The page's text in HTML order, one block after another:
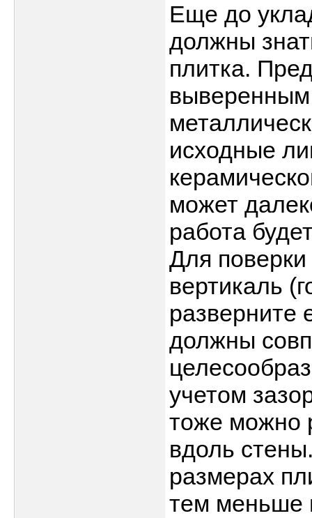
Еще до
должны
плитка.
исходные
может
работа
Для поверки
вертикаль
разверните
должны
учетом
тоже можно
вдоль
размерах
тем меньше